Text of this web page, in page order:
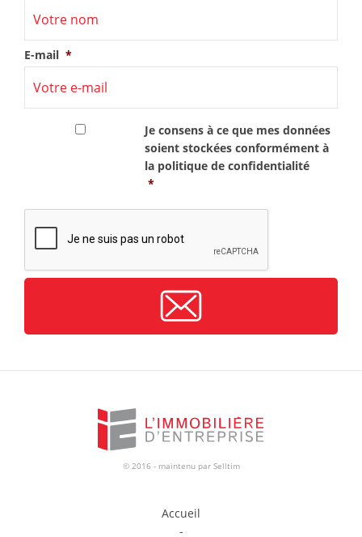
E-mail *
Je consens à ce que mes données
soient stockées conformément à
la politique de confidentialité
*
© 2016 - maintenu par Selltim
Accueil
-